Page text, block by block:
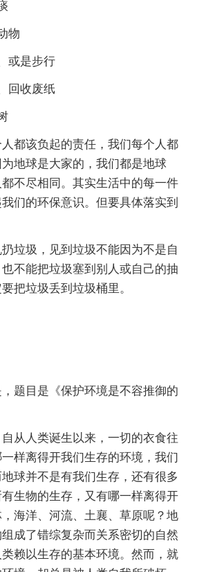
物
或是步行
回收废纸
都该负起的责任，我们每个人都
地球是大家的，我们都是地球
不尽相同。其实生活中的每一件
们的环保意识。但要具体落实到
垃圾，见到垃圾不能因为不是自
不能把垃圾塞到别人或自己的抽
把垃圾丢到垃圾桶里。
题目是《保护环境是不容推御的
从人类诞生以来，一切的衣食往
样离得开我们生存的环境，我们
球并不是有我们生存，还有很多
生物的生存，又有哪一样离得开
海洋、河流、土襄、草原呢？地
成了错综复杂而关系密切的自然
赖以生存的基本环境。然而，就